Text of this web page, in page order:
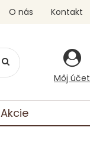
Môj účet
O nás Kontakt
Akcie